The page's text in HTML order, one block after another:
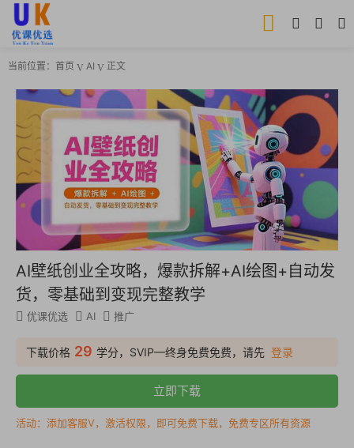
当前位置： 首页 AI 正文
AI壁纸创业全攻略，爆款拆解+AI绘图+自动发
货，零基础到变现完整教学
优课优选 AI 推广
下载价格 29 学分，SVIP—终身免费免费，请先 登录
立即下载
活动：添加客服V，激活权限，即可免费下载，免费专区所有资源